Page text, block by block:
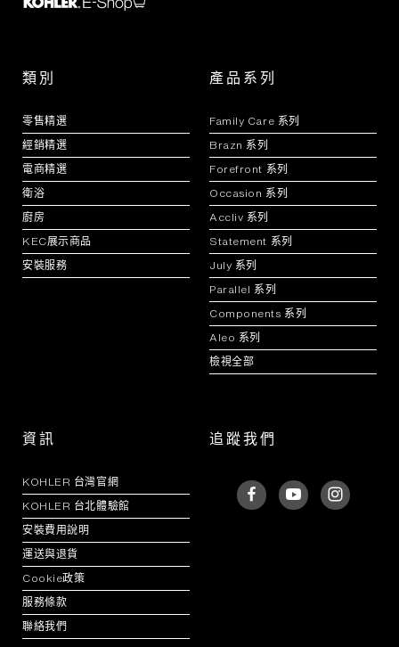
類別
零售精選
經銷精選
電商精選
衛浴
廚房
KEC展示商品
安裝服務
產品系列
Family Care 系列
Brazn 系列
Forefront 系列
Occasion 系列
Accliv 系列
Statement 系列
July 系列
Parallel 系列
Components 系列
Aleo 系列
檢視全部
資訊
KOHLER 台灣官網
KOHLER 台北體驗館
安裝費用說明
運送與退貨
Cookie政策
服務條款
聯絡我們
追蹤我們